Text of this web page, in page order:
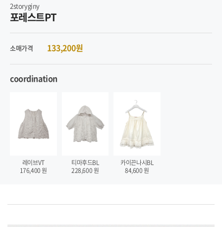
2storyginy
포레스트PT
소매가격 133,200원
coordination
레이브VT
176,400원
티마후드BL
228,600원
카이끈나시BL
84,600원